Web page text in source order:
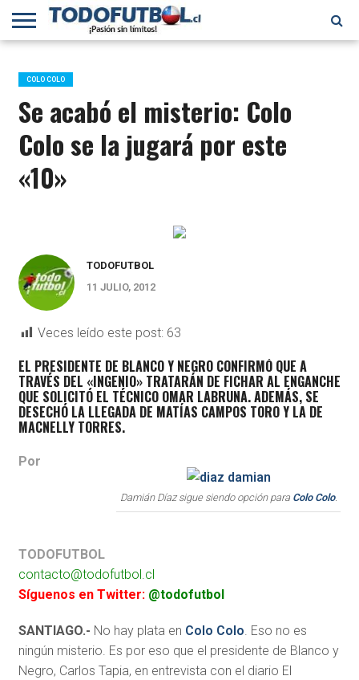
PRIMERA
B
SELECCIÓN
CHILENA
CHILENOS
EN EL
MUNDO
FÚTBOL
INTERNACIONAL
COLO COLO
Se acabó el misterio: Colo
Colo se la jugará por este
«10»
TODOFUTBOL
11 JULIO, 2012
Veces leído este post: 63
EL PRESIDENTE DE BLANCO Y NEGRO CONFIRMÓ QUE A
TRAVÉS DEL «INGENIO» TRATARÁN DE FICHAR AL ENGANCHE
QUE SOLICITÓ EL TÉCNICO OMAR LABRUNA. ADEMÁS, SE
DESECHÓ LA LLEGADA DE MATÍAS CAMPOS TORO Y LA DE
MACNELLY TORRES.
Damián Díaz sigue siendo opción para Colo Colo.
Por
TODOFUTBOL
contacto@todofutbol.cl
Síguenos en Twitter: @todofutbol
SANTIAGO.- No hay plata en Colo Colo. Eso no es
ningún misterio. Es por eso que el presidente de Blanco y
Negro, Carlos Tapia, en entrevista con el diario El